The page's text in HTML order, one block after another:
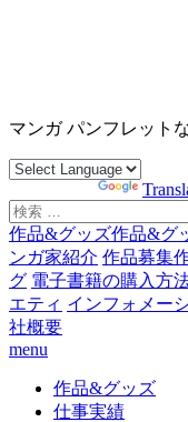
ツ
ス
ッ
プ
マンガ パンフレット
検
索
対
象:
作品&グッズ作品&グ
ンガ家紹介 作品募集
グ 電子書籍の購入方
エティ インフォメー
社概要
menu
作品&グッズ
仕事実績